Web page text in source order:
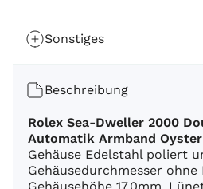
Sonstiges
Beschreibung
Rolex Sea-Dweller 2000
Automatik Armband Oyster
Gehäuse Edelstahl poliert
Gehäusedurchmesser ohne